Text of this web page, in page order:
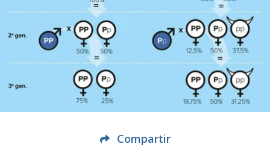
Compartir